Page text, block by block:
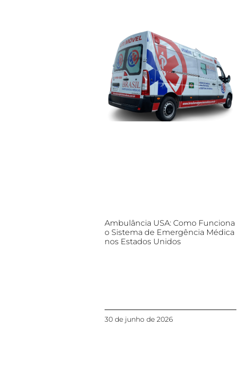
Ambulância USA: Como Funciona
o Sistema de Emergência Médica
nos Estados Unidos
30 de junho de 2026